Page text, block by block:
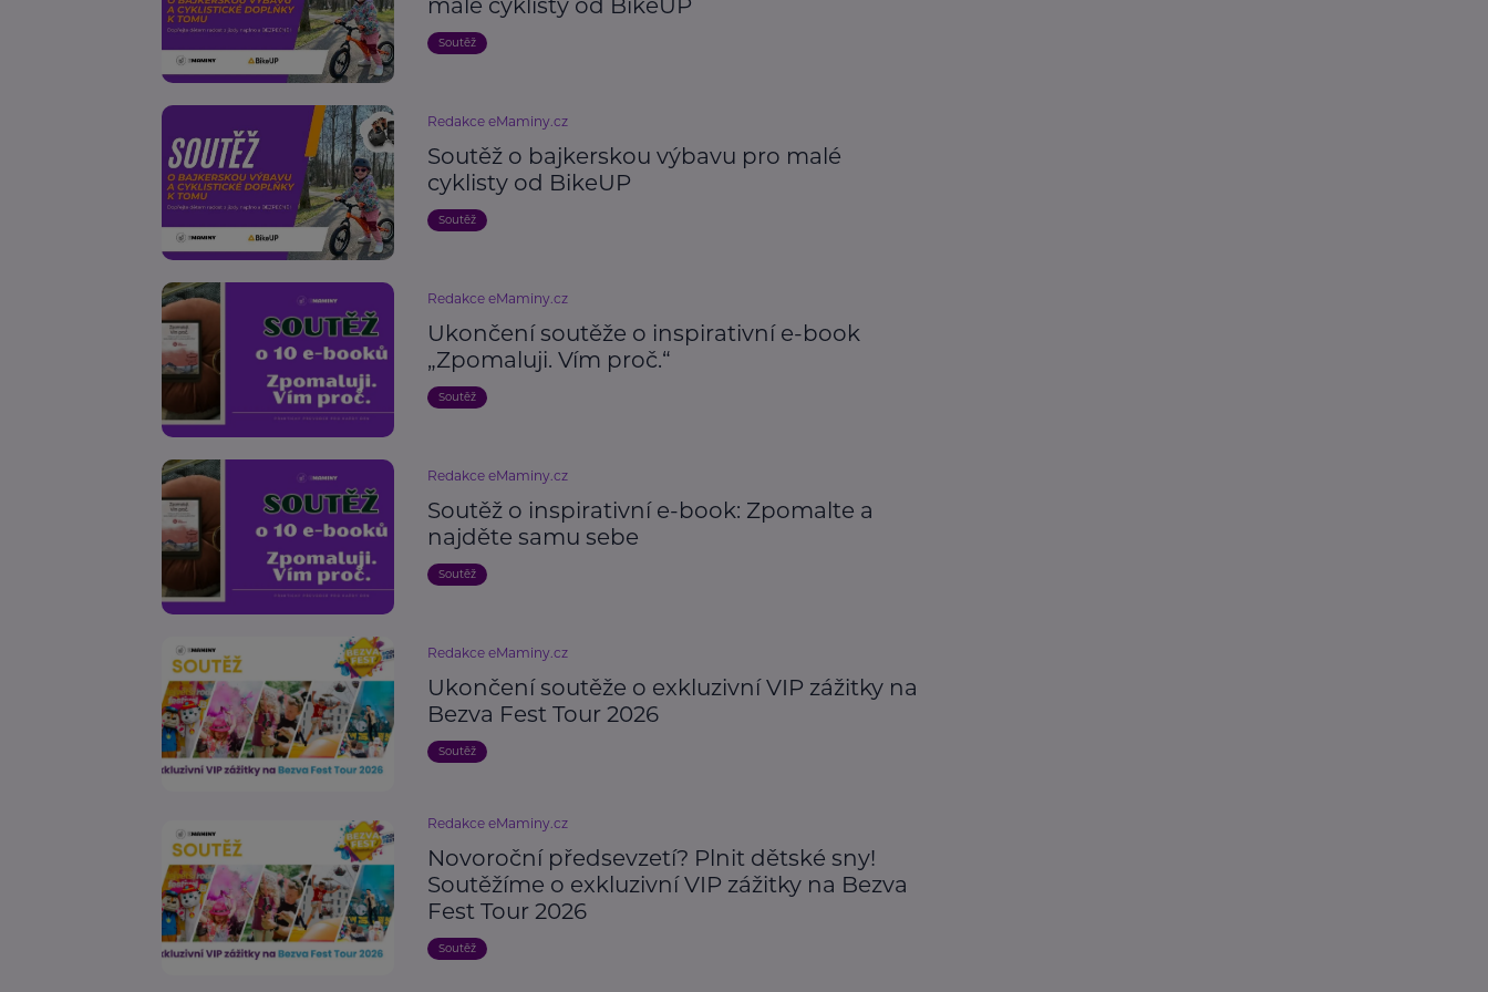
Soutěž
Redakce eMaminy.cz
Soutěž o bajkerskou výbavu pro malé
cyklisty od BikeUP
Soutěž
Redakce eMaminy.cz
Ukončení soutěže o inspirativní e-book
„Zpomaluji. Vím proč.“
Soutěž
Redakce eMaminy.cz
Soutěž o inspirativní e-book: Zpomalte a
najděte samu sebe
Soutěž
Redakce eMaminy.cz
Ukončení soutěže o exkluzivní VIP zážitky na
Bezva Fest Tour 2026
Soutěž
Redakce eMaminy.cz
Novoroční předsevzetí? Plnit dětské sny!
Soutěžíme o exkluzivní VIP zážitky na Bezva
Fest Tour 2026
Soutěž